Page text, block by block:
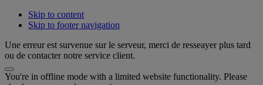
Skip to content
Skip to footer navigation
Une erreur est survenue sur le serveur, merci de resseayer plus tard
ou de contacter notre service client.
You're in offline mode with a limited website functionality. Please